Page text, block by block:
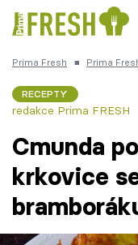
Česká kuchyně
Témata
Prima Fresh ■ Prima
RECEPTY
redakce Prima FRESH
Cmunda
krkovice